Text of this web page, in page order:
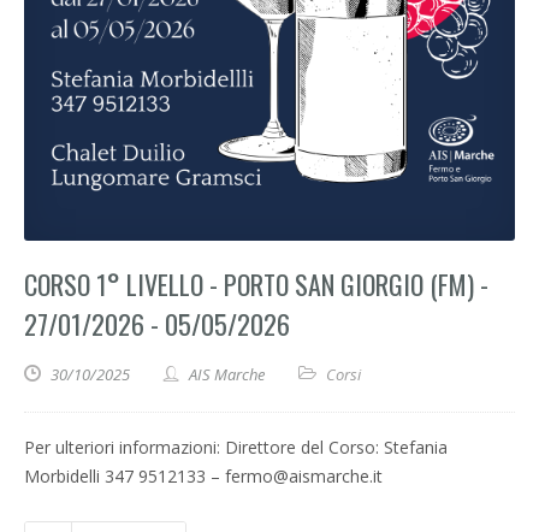
CORSO 1° LIVELLO - PORTO SAN GIORGIO (FM) -
27/01/2026 - 05/05/2026
30/10/2025 AIS Marche Corsi
Per ulteriori informazioni: Direttore del Corso: Stefania
Morbidelli 347 9512133 – fermo@aismarche.it